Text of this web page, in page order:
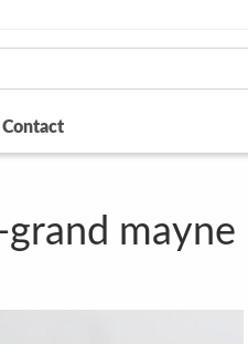
Contact
mayne